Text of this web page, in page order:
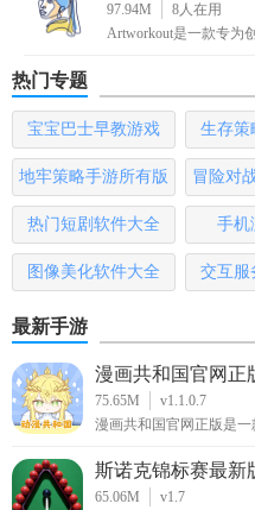
色功能进行创作，同时可以
3. 参与多人协作：点击主页
邀请朋友或与陌生人共同
4. 分享与交流：完成作品后
社交平台，或在社区画廊中
【artworkout安卓下载点评
Artworkout作为一款集绘画
丰富的课程体系、个性化学
人协作创作等功能，赢得了
初学者还是专业艺术家，都
学习路径和创作灵感。同时
为用户提供了一个良好的艺
Artworkout是一款值得一试的
97.94M 8 人在用
Artworkout是一款专为
热门专题
宝宝巴士早教游戏 生存策
地牢策略手游所有版
本
冒险对
热门短剧软件大全 手机
图像美化软件大全 交互服
最新手游
漫画共和国官网正
75.65M
v1.1.0.7
漫画共和国官网正版是一
斯诺克锦标赛最新
65.06M
v1.7